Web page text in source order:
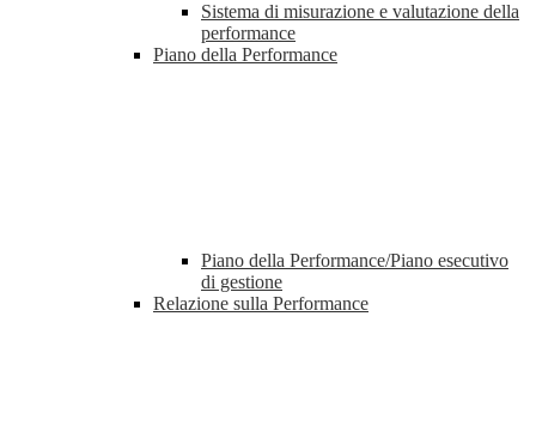
Sistema di misurazione e valutazione della
performance
Piano della Performance
Piano della Performance/Piano esecutivo
di gestione
Relazione sulla Performance